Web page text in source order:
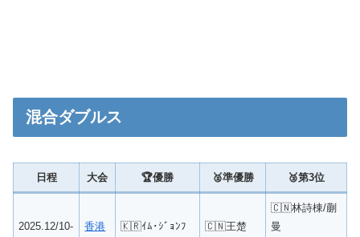
混合ダブルス
日程 大会 🏆優勝 🥈準優勝 🥉第3位
2025.12/10-
香港
🇰🇷ｲﾑ･ｼﾞｮﾝﾌ
🇨🇳王楚
🇨🇳林詩棟/蒯
曼